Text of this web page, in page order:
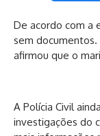
De acordo com a
sem
afirmou que o
A Polícia Civil
investigações do